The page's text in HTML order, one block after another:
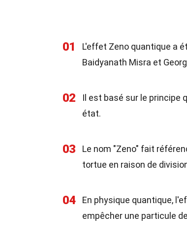
01
L'effet Zeno quantique a
Baidyanath Misra et
02
Il est basé sur le principe
état.
03 Le nom "Zeno" fait
tortue en raison de
04
En physique quantique,
empêcher une particule